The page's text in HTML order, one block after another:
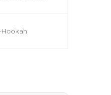
Hookah